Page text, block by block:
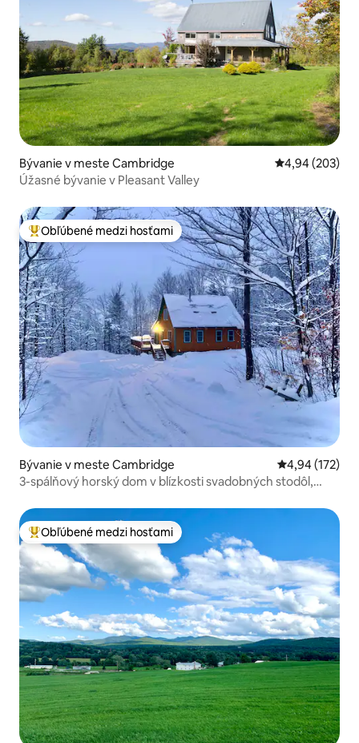
Bývanie v meste Cambridge Priemerné
4,94 (203)
Úžasné bývanie v Pleasant Valley
Najobľúbenejšie medzi hosťami
Obľúbené medzi hosťami
Bývanie v meste Cambridge Priemerné
4,94 (172)
3-spálňový horský dom v blízkosti svadobných stodôl,
Najobľúbenejšie medzi hosťami
Obľúbené medzi hosťami